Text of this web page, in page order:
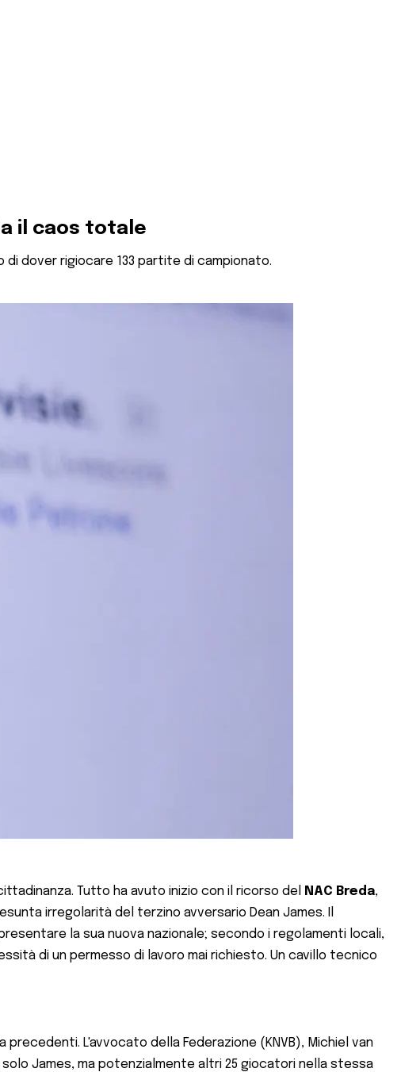
il caos totale
di dover rigiocare 133 partite di campionato.
Tutto ha avuto inizio con il ricorso del NAC Breda,
irregolarità del terzino avversario Dean James. Il
la sua nuova nazionale; secondo i regolamenti locali,
di un permesso di lavoro mai richiesto. Un cavillo tecnico
L'avvocato della Federazione (KNVB), Michiel van
James, ma potenzialmente altri 25 giocatori nella stessa